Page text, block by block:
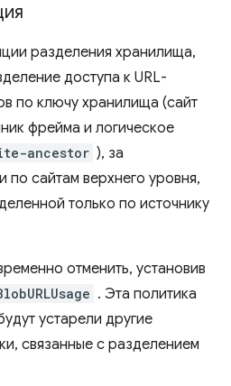
разделения хранилища,
доступа к URL-
по ключу хранилища (сайт
фрейма и логическое
ancestor ), за
по сайтам верхнего уровня,
только по источнику
отменить, установив
. Эта политика
устарели другие
связанные с разделением